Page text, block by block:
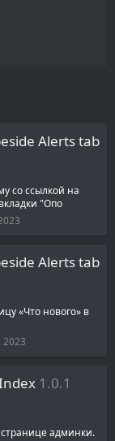
Alerts tab
со ссылкой на
"Опо
Alerts tab
«Что нового» в
2023
1.0.1
странице админки.